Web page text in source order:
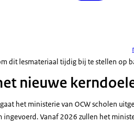
dit lesmateriaal tijdig bij te stellen op
nieuwe
het ministerie van OCW scholen
Vanaf 2026 zullen het